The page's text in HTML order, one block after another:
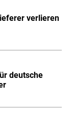
verlieren
deutsche